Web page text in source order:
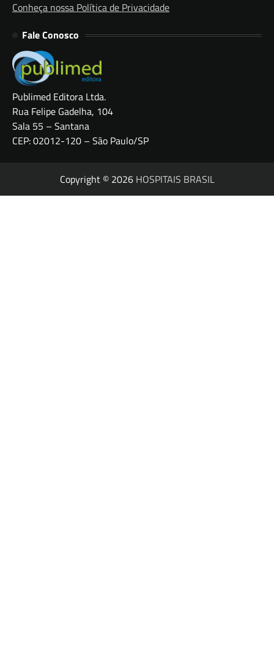
Conheça nossa Política de Privacidade
Fale Conosco
Publimed Editora Ltda.
Rua Felipe Gadelha, 104
Sala 55 – Santana
CEP: 02012-120 – São Paulo/SP
Copyright © 2026 HOSPITAIS BRASIL